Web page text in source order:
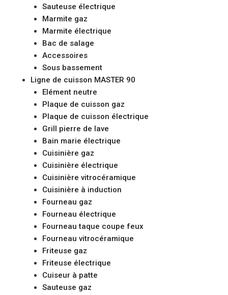
Sauteuse électrique
Marmite gaz
Marmite électrique
Bac de salage
Accessoires
Sous bassement
Ligne de cuisson MASTER 90
Elément neutre
Plaque de cuisson gaz
Plaque de cuisson électrique
Grill pierre de lave
Bain marie électrique
Cuisinière gaz
Cuisinière électrique
Cuisinière vitrocéramique
Cuisinière à induction
Fourneau gaz
Fourneau électrique
Fourneau taque coupe feux
Fourneau vitrocéramique
Friteuse gaz
Friteuse électrique
Cuiseur à patte
Sauteuse gaz